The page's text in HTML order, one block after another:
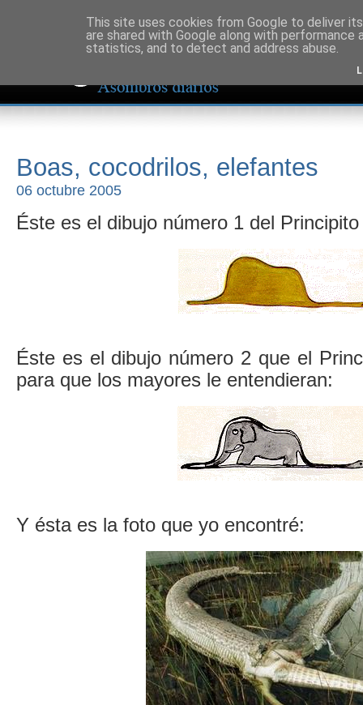
Boas, cocodrilos, elefantes
06 octubre 2005
Éste es el dibujo número 1 del
Éste es el dibujo número 2 que el
para que los mayores le entendieran:
Y ésta es la foto que yo encontré:
This site uses cookies from Google to deliver
are shared with Google along with
statistics, and to detect and address abuse.